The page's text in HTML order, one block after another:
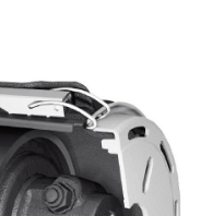
Bondioli & Pavesi